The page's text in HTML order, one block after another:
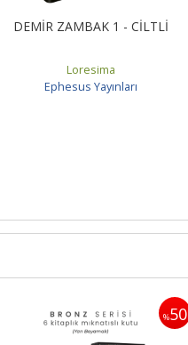
DEMİR ZAMBAK 1 - CİLTLİ
Loresima
Ephesus Yayınları
%50